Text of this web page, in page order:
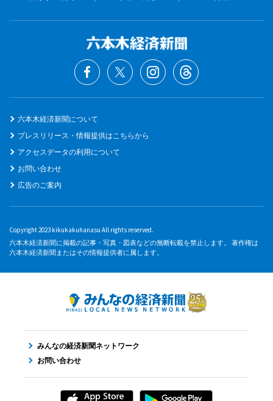
六本木経済新聞について
プレスリリース・情報提供はこちらから
アクセスデータの利用について
お問い合わせ
広告のご案内
Copyright 2023 kikukakuhanasu All rights reserved.
六本木経済新聞に掲載の記事・写真・図表などの無断転載を禁止します。 著作権は
六本木経済新聞またはその情報提供者に属します。
みんなの経済新聞ネットワーク
お問い合わせ